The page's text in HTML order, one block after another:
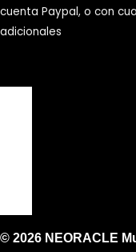
cuenta Paypal, o con
adicionales
© 2026 NEORACLE